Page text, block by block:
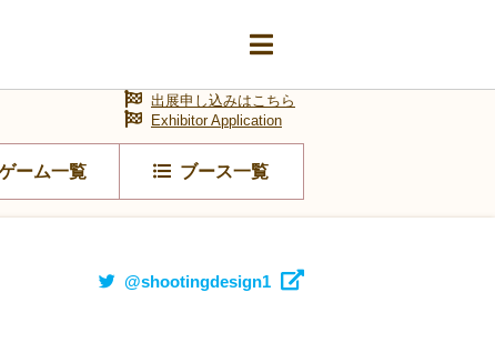
ーム一覧 ブース一覧
出展申し込みはこちら
Exhibitor Application
@shootingdesign1